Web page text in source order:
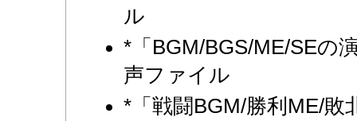
ル
*「BGM/BGS/ME/SEの
声ファイル
*「戦闘BGM/勝利ME/敗